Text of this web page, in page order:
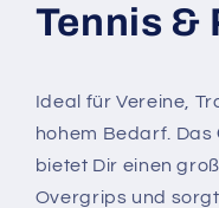
&amp;
Padel
Tennis &
Ideal für Vereine,
hohem Bedarf. Das
bietet Dir einen
Overgrips und